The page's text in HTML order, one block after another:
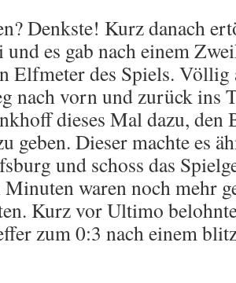
Denkste! Kurz danach
es gab nach einem
Elfmeter des Spiels. Völlig
nach vorn und zurück ins
dieses Mal dazu, den
geben. Dieser machte es
und schoss das
waren noch mehr
Kurz vor Ultimo
zum 0:3 nach einem